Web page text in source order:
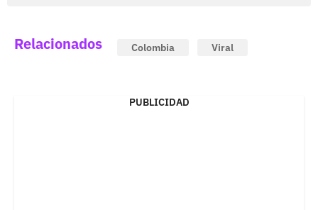
Relacionados Colombia Viral
PUBLICIDAD